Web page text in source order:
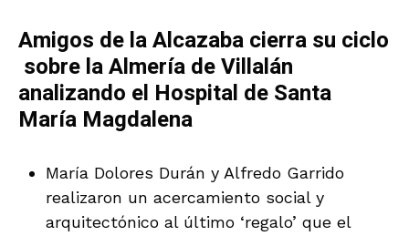
Amigos de la Alcazaba cierra su ciclo
sobre la Almería de Villalán
analizando el Hospital de Santa
María Magdalena
María Dolores Durán y Alfredo Garrido
realizaron un acercamiento social y
arquitectónico al último ‘regalo’ que el